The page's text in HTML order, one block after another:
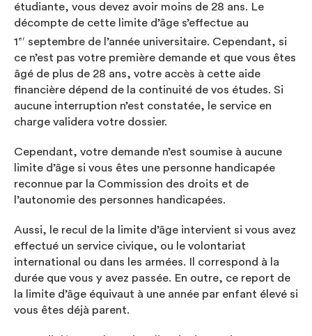
étudiante, vous devez avoir moins de 28 ans. Le
décompte de cette limite d’âge s’effectue au
1 er septembre de l’année universitaire. Cependant, si
ce n’est pas votre première demande et que vous êtes
âgé de plus de 28 ans, votre accès à cette aide
financière dépend de la continuité de vos études. Si
aucune interruption n’est constatée, le service en
charge validera votre dossier.
Cependant, votre demande n’est soumise à aucune
limite d’âge si vous êtes une personne handicapée
reconnue par la Commission des droits et de
l’autonomie des personnes handicapées.
Aussi, le recul de la limite d’âge intervient si vous avez
effectué un service civique, ou le volontariat
international ou dans les armées. Il correspond à la
durée que vous y avez passée. En outre, ce report de
la limite d’âge équivaut à une année par enfant élevé si
vous êtes déjà parent.